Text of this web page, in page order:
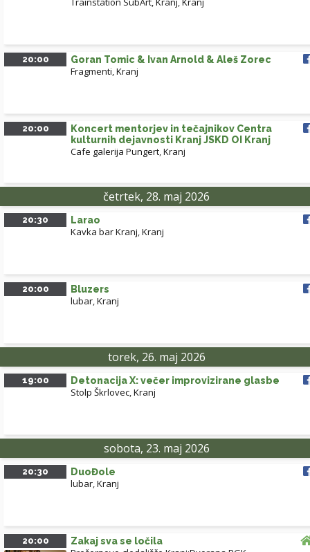
20:00 Goran Tomic & Ivan Arnold & Aleš Zorec
Fragmenti, Kranj
20:00
Koncert mentorjev in tečajnikov Centra
kulturnih dejavnosti Kranj JSKD OI Kranj
Cafe galerija Pungert,Kranj
četrtek, 28. maj 2026
20:30 Larao
Kavka bar Kranj,Kranj
20:00 Bluzers
lubar,Kranj
torek, 26. maj 2026
19:00 Detonacija X: večer improvizirane glasbe
Stolp Škrlovec,Kranj
sobota, 23. maj 2026
20:30 DuoĐole
lubar,Kranj
20:00 Zakaj sva se ločila